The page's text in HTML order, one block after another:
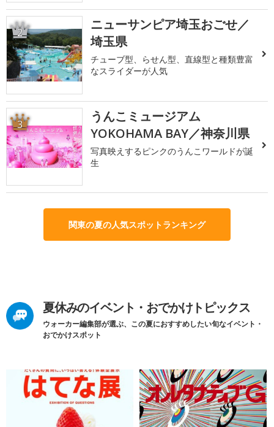
2
ニューサンピア埼玉おごせ／
埼玉県
チューブ型、らせん型、直線型と種類豊富
なスライダーが人気
3
うんこミュージアム
YOKOHAMA BAY／神奈川県
写真映えするピンクのうんこワールドが誕
生
関東の夏の人気スポットランキング
夏休みのイベント・おでかけトピックス
ウォーカー編集部が選ぶ、この夏におすすめしたい旬なイベント・
おでかけスポット